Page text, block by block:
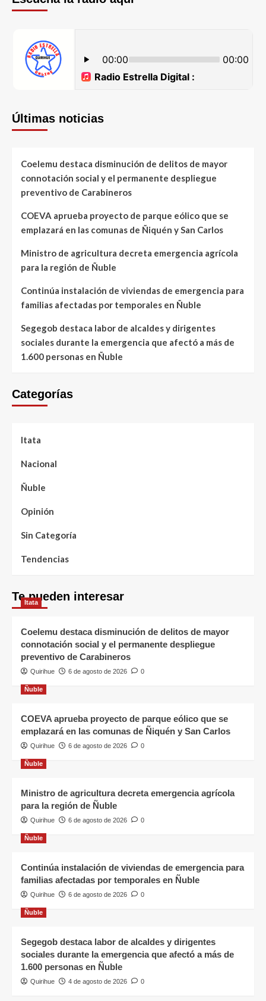
Últimas noticias
Coelemu destaca disminución de delitos de mayor
connotación social y el permanente despliegue
preventivo de Carabineros
COEVA aprueba proyecto de parque eólico que se
emplazará en las comunas de Ñiquén y San Carlos
Ministro de agricultura decreta emergencia agrícola
para la región de Ñuble
Continúa instalación de viviendas de emergencia para
familias afectadas por temporales en Ñuble
Segegob destaca labor de alcaldes y dirigentes
sociales durante la emergencia que afectó a más de
1.600 personas en Ñuble
Categorías
Itata
Nacional
Ñuble
Opinión
Sin Categoría
Tendencias
Te pueden interesar
Itata
Coelemu destaca disminución de delitos de mayor
connotación social y el permanente despliegue
preventivo de Carabineros
Quirihue 6 de agosto de 2026 0
Ñuble
COEVA aprueba proyecto de parque eólico que se
emplazará en las comunas de Ñiquén y San Carlos
Quirihue 6 de agosto de 2026 0
Ñuble
Ministro de agricultura decreta emergencia agrícola
para la región de Ñuble
Quirihue 6 de agosto de 2026 0
Ñuble
Continúa instalación de viviendas de emergencia para
familias afectadas por temporales en Ñuble
Quirihue 6 de agosto de 2026 0
Ñuble
Segegob destaca labor de alcaldes y dirigentes
sociales durante la emergencia que afectó a más de
1.600 personas en Ñuble
Quirihue 4 de agosto de 2026 0